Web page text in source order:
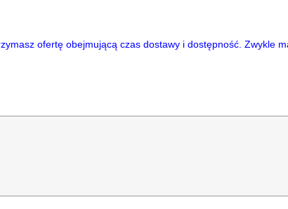
ofertę obejmującą czas dostawy i dostępność. Zwykle